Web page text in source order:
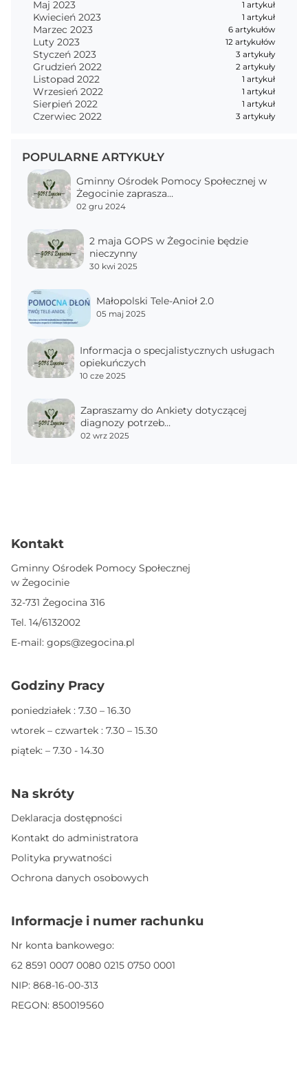
Maj 2023 1 artykuł
Kwiecień 2023 1 artykuł
Marzec 2023 6 artykułów
Luty 2023 12 artykułów
Styczeń 2023 3 artykuły
Grudzień 2022 2 artykuły
Listopad 2022 1 artykuł
Wrzesień 2022 1 artykuł
Sierpień 2022 1 artykuł
Czerwiec 2022 3 artykuły
POPULARNE ARTYKUŁY
Gminny Ośrodek Pomocy Społecznej w
Żegocinie zaprasza…
02 gru 2024
2 maja GOPS w Żegocinie będzie
nieczynny
30 kwi 2025
Małopolski Tele-Anioł 2.0
05 maj 2025
Informacja o specjalistycznych usługach
opiekuńczych
10 cze 2025
Zapraszamy do Ankiety dotyczącej
diagnozy potrzeb…
02 wrz 2025
Kontakt
Gminny Ośrodek Pomocy Społecznej
w Żegocinie
32-731 Żegocina 316
Tel. 14/6132002
E-mail: gops@zegocina.pl
Godziny Pracy
poniedziałek : 7.30 – 16.30
wtorek – czwartek : 7.30 – 15.30
piątek: – 7.30 - 14.30
Na skróty
Deklaracja dostępności
Kontakt do administratora
Polityka prywatności
Ochrona danych osobowych
Informacje i numer rachunku
Nr konta bankowego:
62 8591 0007 0080 0215 0750 0001
NIP: 868-16-00-313
REGON: 850019560